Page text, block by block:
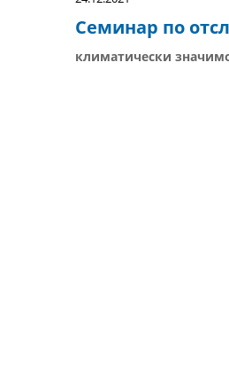
Семинар по
климатически